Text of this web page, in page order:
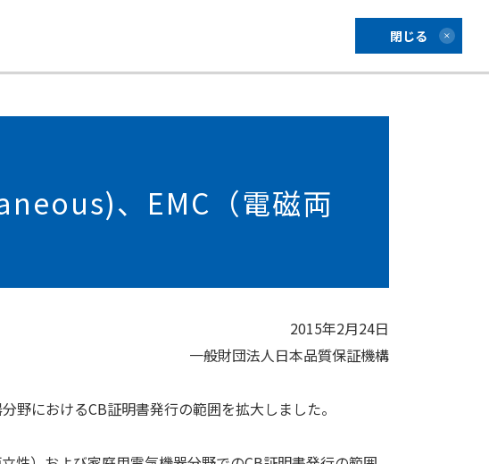
閉じる
、EMC（電磁両
2015年2月24日
一般財団法人日本品質保証機構
におけるCB証明書発行の範囲を拡大しました。